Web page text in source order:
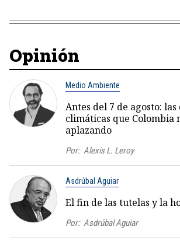
Opinión
Medio Ambiente
Antes del 7 de agosto: las
climáticas que Colombia
aplazando
Por: Alexis L. Leroy
Asdrúbal Aguiar
El fin de las tutelas y la
Por: Asdrúbal Aguiar